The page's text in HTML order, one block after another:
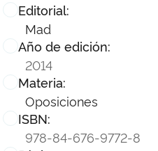
Editorial:
Mad
Año de edición:
2014
Materia:
Oposiciones
ISBN:
978-84-676-9772-8